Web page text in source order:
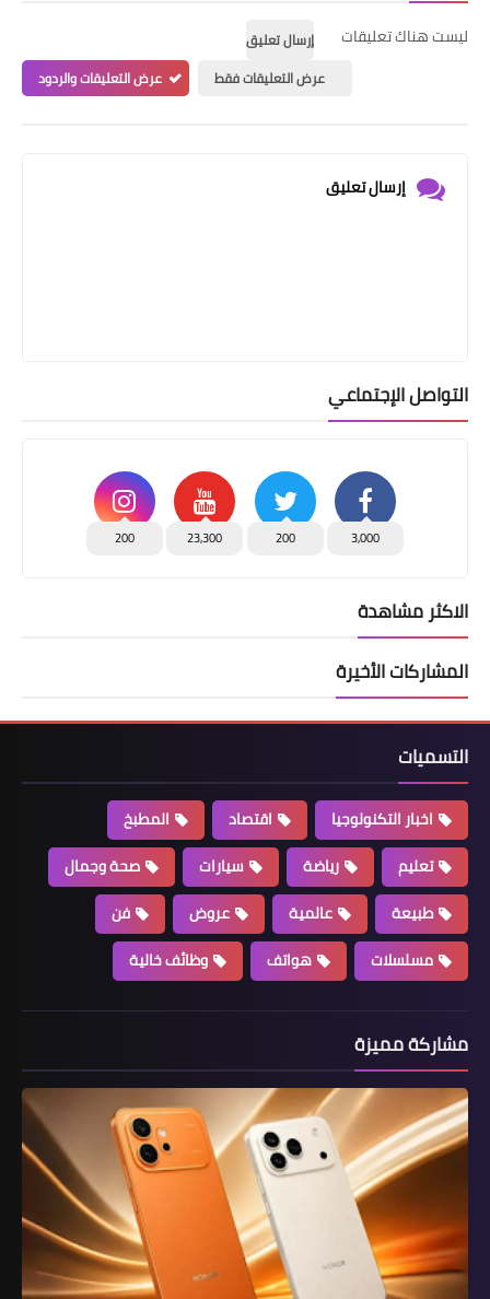
ليست هناك تعليقات
إرسال تعليق
عرض التعليقات فقط
عرض التعليقات والردود
إرسال تعليق
التواصل الإجتماعي
3,000
200
23,300
200
الاكثر مشاهدة
المشاركات الأخيرة
التسميات
اخبار التكنولوجيا اقتصاد
المطبخ
تعليم
رياضة سيارات
صحة وجمال
طبيعة
عالمية عروض
فن
مسلسلات
هواتف وظائف خالية
مشاركة مميزة